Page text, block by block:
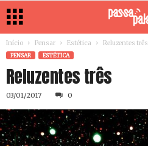
Início Pensar Estética Reluzentes três
PENSAR ESTÉTICA
Reluzentes três
03/01/2017 0